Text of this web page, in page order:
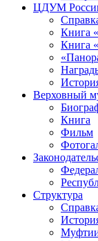
ЦДУМ
Книга
Книга
Верховный
Книга
Фильм
Структура